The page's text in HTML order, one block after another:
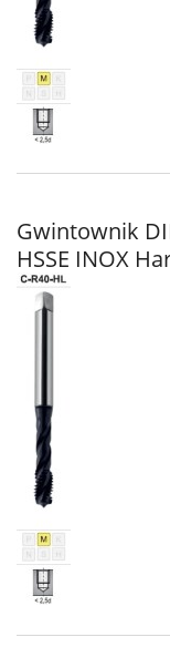
Gwintownik
HSSE INOX